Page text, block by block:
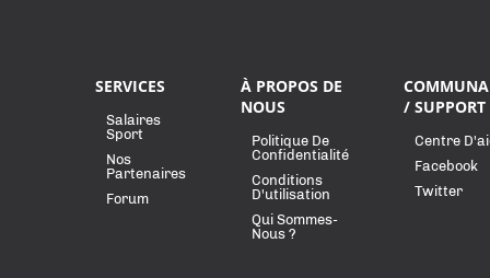
SERVICES
Salaires
Sport
Nos
Partenaires
Forum
À PROPOS DE
NOUS
Politique De
Confidentialité
Conditions
D'utilisation
Qui Sommes-
Nous ?
/ SUPPORT
Centre
Facebook
Twitter